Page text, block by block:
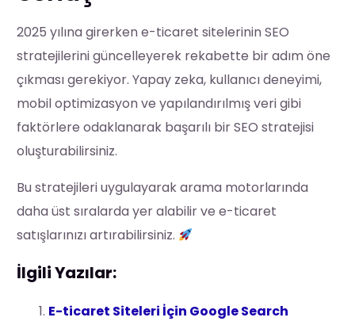
2025 yılına girerken e-ticaret sitelerinin SEO
stratejilerini güncelleyerek rekabette bir adım öne
çıkması gerekiyor. Yapay zeka, kullanıcı deneyimi,
mobil optimizasyon ve yapılandırılmış veri gibi
faktörlere odaklanarak başarılı bir SEO stratejisi
oluşturabilirsiniz.
Bu stratejileri uygulayarak arama motorlarında
daha üst sıralarda yer alabilir ve e-ticaret
satışlarınızı artırabilirsiniz.
İlgili Yazılar:
E-ticaret Siteleri İçin Google Search